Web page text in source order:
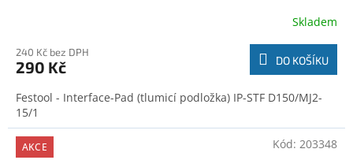
Skladem
240 Kč bez DPH
290 Kč DO KOŠÍKU
Festool - Interface-Pad (tlumicí podložka) IP-STF D150/MJ2-
15/1
AKCE Kód: 203348